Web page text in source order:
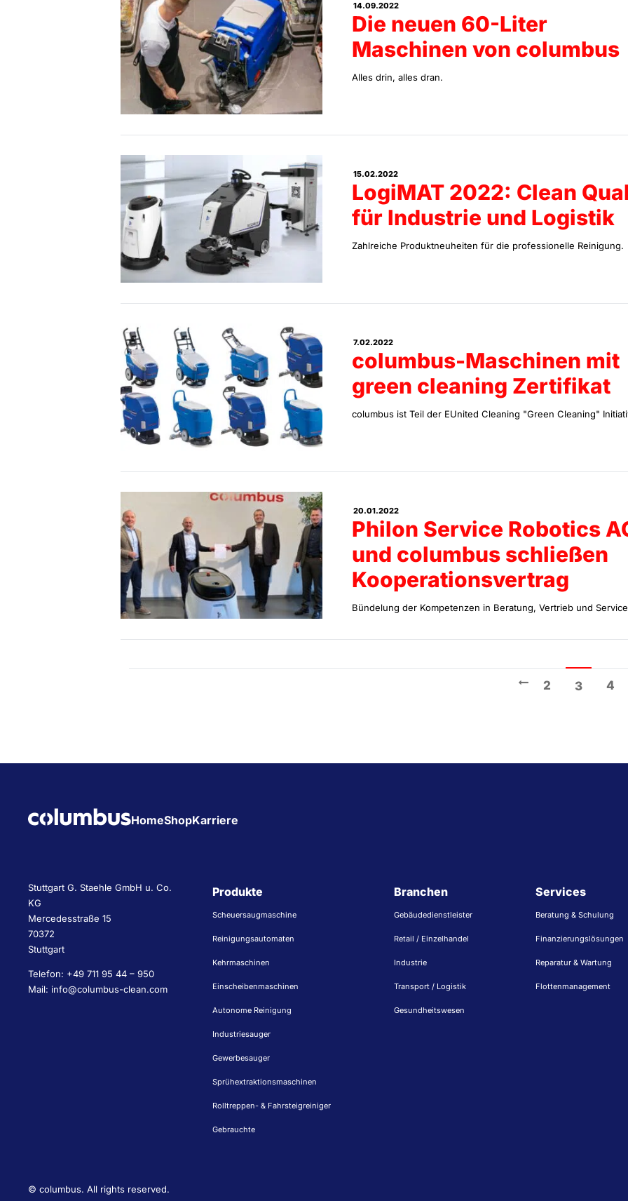
Die neuen 60-Liter
Maschinen von columbus
Alles drin, alles dran.
14.09.2022
LogiMAT 2022: Clean
für Industrie und Logistik
Zahlreiche Produktneuheiten für die professionelle Reinigung.
15.02.2022
columbus-Maschinen mit
green cleaning Zertifikat
columbus ist Teil der EUnited Cleaning "Green Cleaning"
7.02.2022
Philon Service Robotics
und columbus schließen
Kooperationsvertrag
Bündelung der Kompetenzen in Beratung, Vertrieb und
20.01.2022
2 3 4
HomeShopKarriere
Stuttgart G. Staehle GmbH u. Co.
KG
Mercedesstraße 15
70372
Stuttgart
Telefon: +49 711 95 44 – 950
Mail: info@columbus-clean.com
Produkte
Scheuersaugmaschine
Reinigungsautomaten
Kehrmaschinen
Einscheibenmaschinen
Autonome Reinigung
Industriesauger
Gewerbesauger
Sprühextraktionsmaschinen
Rolltreppen- & Fahrsteigreiniger
Gebrauchte
Branchen
Gebäudedienstleister
Retail / Einzelhandel
Industrie
Transport / Logistik
Gesundheitswesen
Services
Beratung & Schulung
Finanzierungslösungen
Reparatur & Wartung
Flottenmanagement
© columbus. All rights reserved.